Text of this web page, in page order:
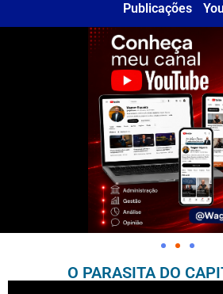
Publicações
O PARASITA DO